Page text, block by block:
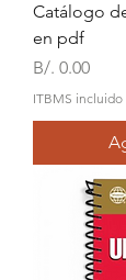
Catálogo
en pdf
Precio
B/. 0.00
ITBMS incluido